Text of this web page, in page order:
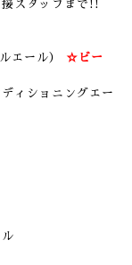
スタッフまで!!
エール）
☆ビー
ィショニングエー